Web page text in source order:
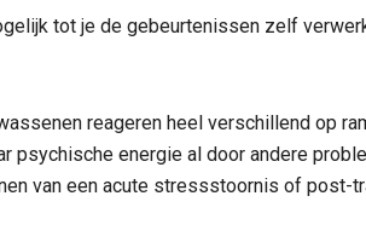
tot je de gebeurtenissen zelf
reageren heel verschillend op
psychische energie al door andere
van een acute stressstoornis of post-